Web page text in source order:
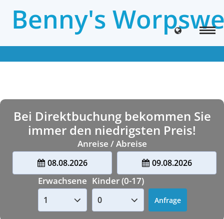
Benny's
Bei Direktbuchung bekommen Sie
immer den niedrigsten Preis!
Anreise / Abreise
08.08.2026 09.08.2026
Erwachsene Kinder (0-17)